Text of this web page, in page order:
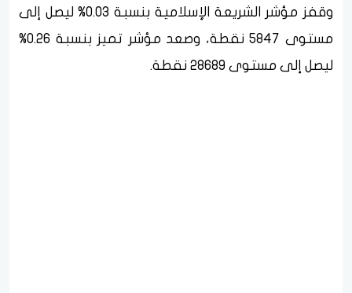
وقفز مؤشر الشريعة الإسلامية بنسبة 0.03% ليصل إلى
مستوى 5847 نقطة، وصعد مؤشر تميز بنسبة 0.26%
ليصل إلى مستوى 28689 نقطة.